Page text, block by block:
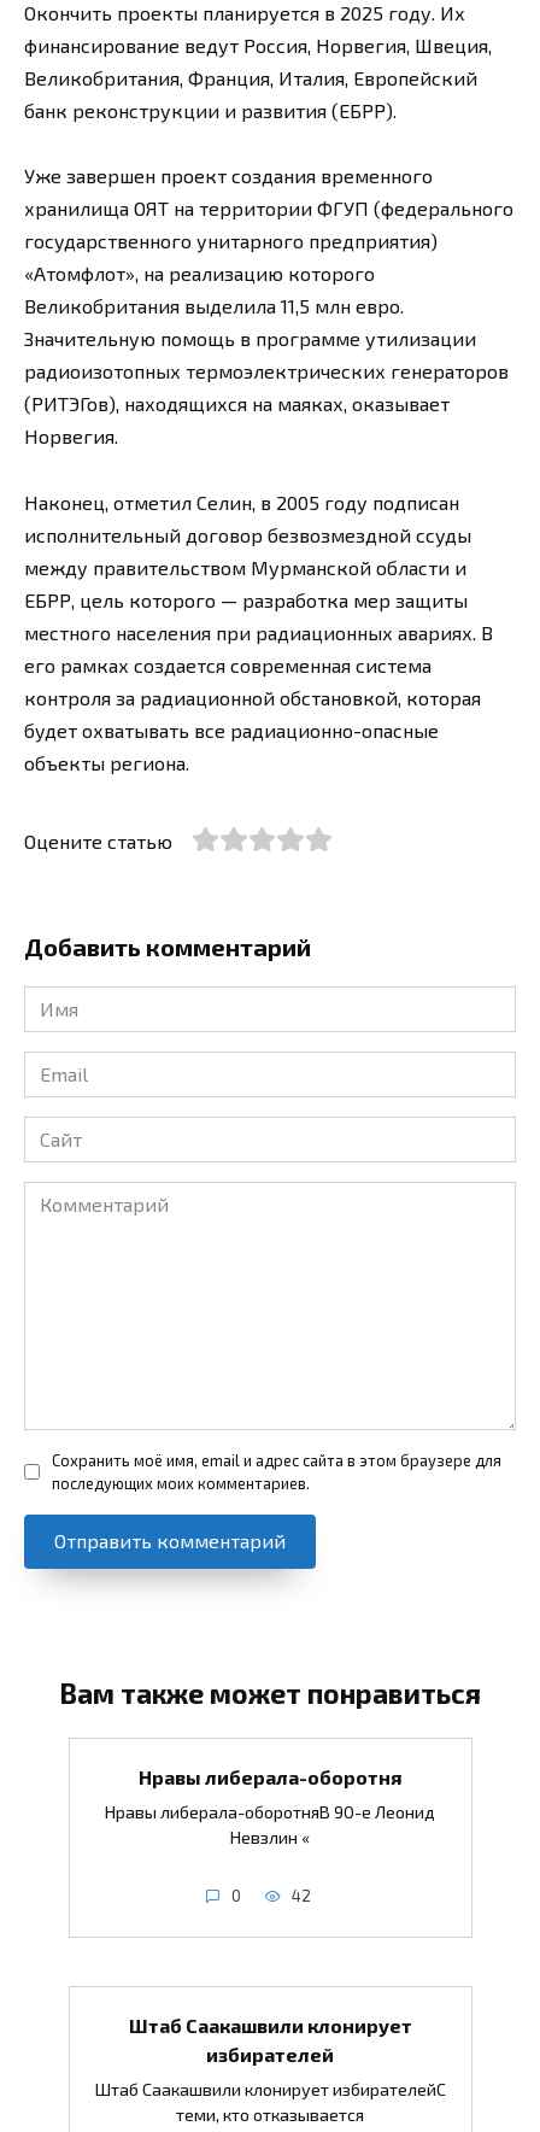
Окончить проекты планируется в 2025 году. Их
финансирование ведут Россия, Норвегия, Швеция,
Великобритания, Франция, Италия, Европейский
банк реконструкции и развития (ЕБРР).
Уже завершен проект создания временного
хранилища ОЯТ на территории ФГУП (федерального
государственного унитарного предприятия)
«Атомфлот», на реализацию которого
Великобритания выделила 11,5 млн евро.
Значительную помощь в программе утилизации
радиоизотопных термоэлектрических генераторов
(РИТЭГов), находящихся на маяках, оказывает
Норвегия.
Наконец, отметил Селин, в 2005 году подписан
исполнительный договор безвозмездной ссуды
между правительством Мурманской области и
ЕБРР, цель которого — разработка мер защиты
местного населения при радиационных авариях. В
его рамках создается современная система
контроля за радиационной обстановкой, которая
будет охватывать все радиационно-опасные
объекты региона.
Оцените статью
Добавить комментарий
Имя
*
Email
*
Сайт
Комментарий
Сохранить моё имя, email и адрес сайта в этом браузере для
последующих моих комментариев.
Вам также может понравиться
Нравы либерала-оборотня
Нравы либерала-оборотняВ 90-е Леонид
Невзлин «
0 42
Штаб Саакашвили клонирует
избирателей
Штаб Саакашвили клонирует избирателейС
теми, кто отказывается